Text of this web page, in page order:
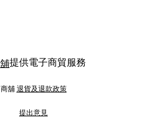
提供電子商貿服務
商舖 退貨及退款政策
提出意見